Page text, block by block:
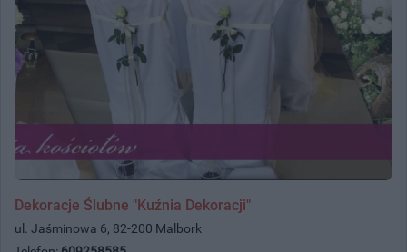
Dekoracje Ślubne "Kuźnia Dekoracji"
ul. Jaśminowa 6, 82-200 Malbork